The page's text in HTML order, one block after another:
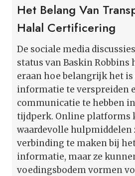
Het Belang Van
Halal Certificering
De sociale media
status van Baskin
eraan hoe belangrijk het
informatie te verspreiden
communicatie te hebben
tijdperk. Online platforms
waardevolle hulpmiddelen
verbinding te maken bij
informatie, maar ze
voedingsbodem vormen